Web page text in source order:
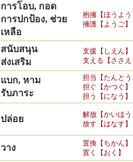
การโอบ, กอด
การปกป้อง, ช่วย
เหลือ
抱擁【ほうよ
擁護【ようご】
สนับสนุน
ส่งเสริม
支援【しえん】
支える【ささ
แบก, หาม
รับภาระ
担当【たんと
担ぐ【かつぐ】
担う【になう】
ปล่อย
解放【かいほ
放す【はなす】
วาง
置換【ちかん】
置く【おく】